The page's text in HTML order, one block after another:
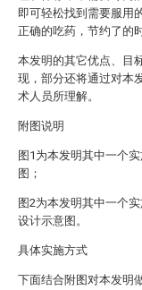
即可轻松找到需要服用
正确的吃药，节约了的
本发明的其它优点、目
现，部分还将通过对本
术人员所理解。
附图说明
图1为本发明其中一个
图；
图2为本发明其中一个
设计示意图。
具体实施方式
下面结合附图对本发明